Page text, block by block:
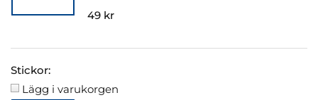
49 kr
Stickor:
Lägg i varukorgen